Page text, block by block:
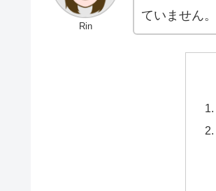
Rin
ていません。